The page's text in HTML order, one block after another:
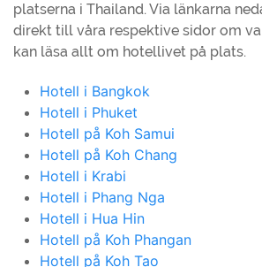
platserna i Thailand. Via länkarna
direkt till våra respektive sidor om
kan läsa allt om hotellivet på plats.
Hotell i Bangkok
Hotell i Phuket
Hotell på Koh Samui
Hotell på Koh Chang
Hotell i Krabi
Hotell i Phang Nga
Hotell i Hua Hin
Hotell på Koh Phangan
Hotell på Koh Tao